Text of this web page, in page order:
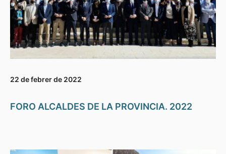
22 de febrer de 2022
FORO ALCALDES DE LA PROVINCIA. 2022